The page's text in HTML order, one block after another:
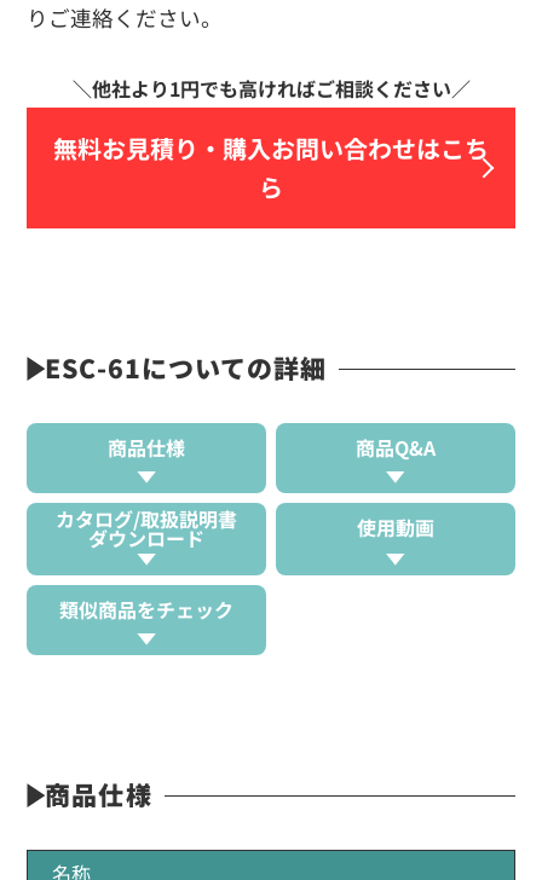
りご連絡ください。
無料お見積り・ 購入お問い合わせはこち
ら
ESC-61についての詳細
商品仕様 商品Q&A
カタログ/取扱説明書
ダウンロード 使用動画
類似商品をチェック
商品仕様
名称